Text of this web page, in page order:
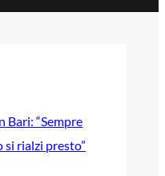
Bari: “Sempre
si rialzi presto”